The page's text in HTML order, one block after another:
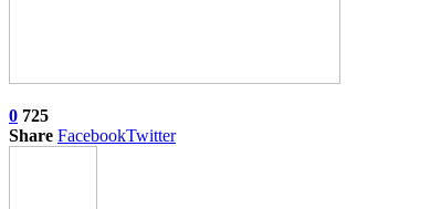
0 725
Share FacebookTwitter